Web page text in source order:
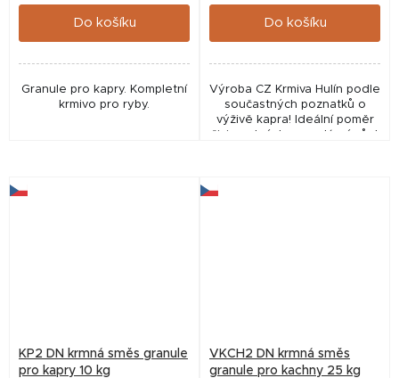
cena:
Do košíku
Granule pro kapry. Kompletní
krmivo pro ryby.
cena:
Do košíku
Výroba CZ Krmiva Hulín podle
součastných poznatků o
výživě kapra! Ideální poměr
KP2 DN krmná směs granule
pro kapry 10 kg
VKCH2 DN krmná směs
granule pro kachny 25 kg